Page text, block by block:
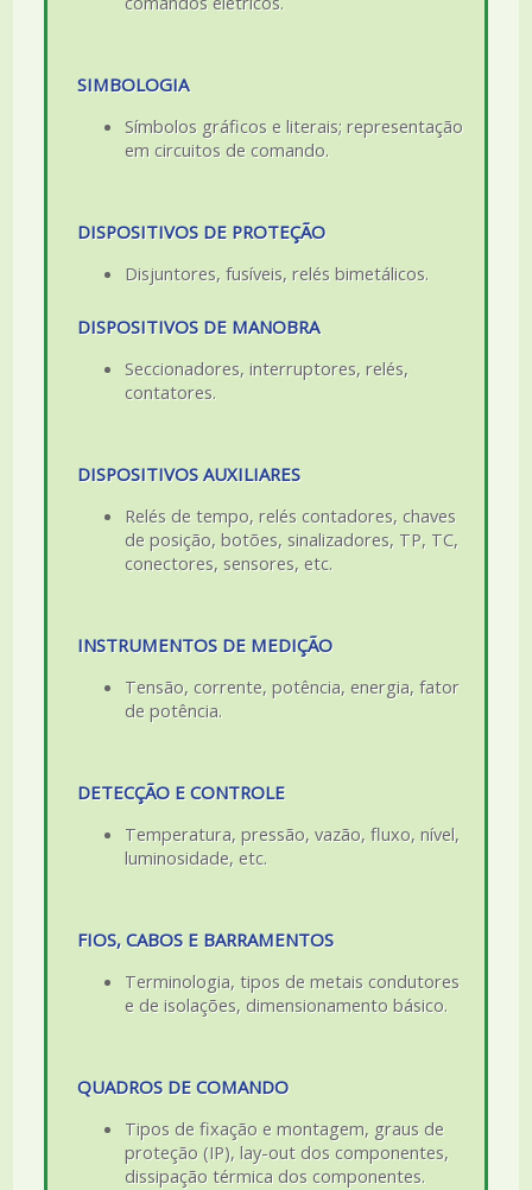
SIMBOLOGIA
Símbolos gráficos e literais; representação
em circuitos de comando.
DISPOSITIVOS DE PROTEÇÃO
Disjuntores, fusíveis, relés bimetálicos.
DISPOSITIVOS DE MANOBRA
Seccionadores, interruptores, relés,
contatores.
DISPOSITIVOS AUXILIARES
Relés de tempo, relés contadores, chaves
de posição, botões, sinalizadores, TP, TC,
conectores, sensores, etc.
INSTRUMENTOS DE MEDIÇÃO
Tensão, corrente, potência, energia, fator
de potência.
DETECÇÃO E CONTROLE
Temperatura, pressão, vazão, fluxo, nível,
luminosidade, etc.
FIOS, CABOS E BARRAMENTOS
Terminologia, tipos de metais condutores
e de isolações, dimensionamento básico.
QUADROS DE COMANDO
Tipos de fixação e montagem, graus de
proteção (IP), lay-out dos componentes,
dissipação térmica dos componentes.